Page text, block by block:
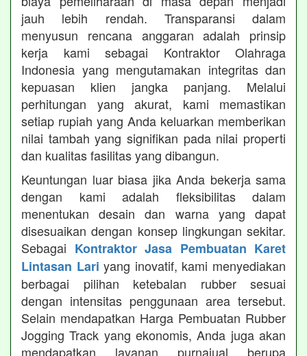
jauh lebih rendah. Transparansi dalam
menyusun rencana anggaran adalah prinsip
kerja kami sebagai Kontraktor Olahraga
Indonesia yang mengutamakan integritas dan
kepuasan klien jangka panjang. Melalui
perhitungan yang akurat, kami memastikan
setiap rupiah yang Anda keluarkan memberikan
nilai tambah yang signifikan pada nilai properti
dan kualitas fasilitas yang dibangun.
Keuntungan luar biasa jika Anda bekerja sama
dengan kami adalah fleksibilitas dalam
menentukan desain dan warna yang dapat
disesuaikan dengan konsep lingkungan sekitar.
Sebagai Kontraktor Jasa Pembuatan Karet
Lintasan Lari yang inovatif, kami menyediakan
berbagai pilihan ketebalan rubber sesuai
dengan intensitas penggunaan area tersebut.
Selain mendapatkan Harga Pembuatan Rubber
Jogging Track yang ekonomis, Anda juga akan
mendapatkan layanan purnajual berupa